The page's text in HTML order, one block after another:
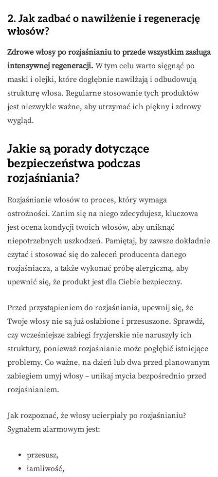
2. Jak zadbać o nawilżenie i regenerację
włosów?
Zdrowe włosy po rozjaśnianiu to przede wszystkim zasługa
intensywnej regeneracji. W tym celu warto sięgnąć po
maski i olejki, które dogłębnie nawilżają i odbudowują
strukturę włosa. Regularne stosowanie tych produktów
jest niezwykle ważne, aby utrzymać ich piękny i zdrowy
wygląd.
Jakie są porady dotyczące
bezpieczeństwa podczas
rozjaśniania?
Rozjaśnianie włosów to proces, który wymaga
ostrożności. Zanim się na niego zdecydujesz, kluczowa
jest ocena kondycji twoich włosów, aby uniknąć
niepotrzebnych uszkodzeń. Pamiętaj, by zawsze dokładnie
czytać i stosować się do zaleceń producenta danego
rozjaśniacza, a także wykonać próbę alergiczną, aby
upewnić się, że produkt jest dla Ciebie bezpieczny.
Przed przystąpieniem do rozjaśniania, upewnij się, że
Twoje włosy nie są już osłabione i przesuszone. Sprawdź,
czy wcześniejsze zabiegi fryzjerskie nie naruszyły ich
struktury, ponieważ rozjaśnianie może pogłębić istniejące
problemy. Co ważne, na dzień lub dwa przed planowanym
zabiegiem umyj włosy – unikaj mycia bezpośrednio przed
rozjaśnianiem.
Jak rozpoznać, że włosy ucierpiały po rozjaśnianiu?
Sygnałem alarmowym jest:
przesusz,
łamliwość,